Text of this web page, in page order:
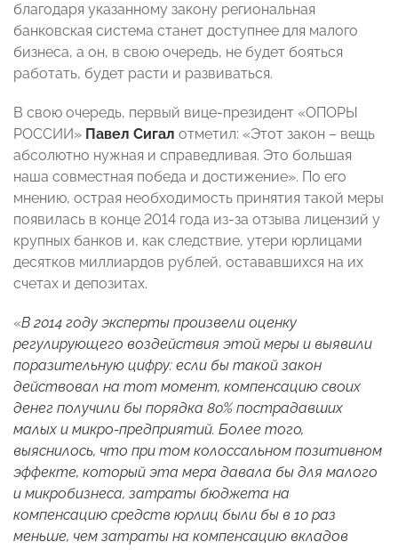
благодаря указанному закону региональная
банковская система станет доступнее для малого
бизнеса, а он, в свою очередь, не будет бояться
работать, будет расти и развиваться.
В свою очередь, первый вице-президент «ОПОРЫ
РОССИИ» Павел Сигал отметил: «Этот закон – вещь
абсолютно нужная и справедливая. Это большая
наша совместная победа и достижение». По его
мнению, острая необходимость принятия такой меры
появилась в конце 2014 года из-за отзыва лицензий у
крупных банков и, как следствие, утери юрлицами
десятков миллиардов рублей, остававшихся на их
счетах и депозитах.
«В 2014 году эксперты произвели оценку
регулирующего воздействия этой меры и выявили
поразительную цифру: если бы такой закон
действовал на тот момент, компенсацию своих
денег получили бы порядка 80% пострадавших
малых и микро-предприятий. Более того,
выяснилось, что при том колоссальном позитивном
эффекте, который эта мера давала бы для малого
и микробизнеса, затраты бюджета на
компенсацию средств юрлиц были бы в 10 раз
меньше, чем затраты на компенсацию вкладов